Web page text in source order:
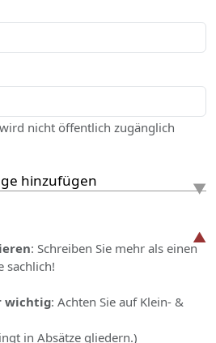
nicht öffentlich zugänglich
hinzufügen
: Schreiben Sie mehr als einen
sachlich!
wichtig: Achten Sie auf Klein- &
in Absätze gliedern.)